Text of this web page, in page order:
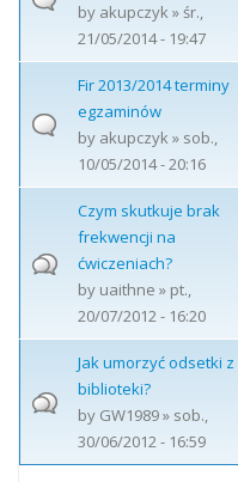
by akupczyk» śr.,
21/05/2014 - 19:47
Fir 2013/2014 terminy
egzaminów
by akupczyk» sob.,
10/05/2014 - 20:16
Czym skutkuje brak
frekwencji na
ćwiczeniach?
by uaithne » pt.,
20/07/2012 - 16:20
Jak umorzyć odsetki z
biblioteki?
by GW1989» sob.,
30/06/2012 - 16:59